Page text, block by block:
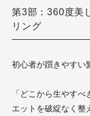
第3部：360度美
リング
初心者が躓きやすい
「どこから生やす
エットを破綻なく整